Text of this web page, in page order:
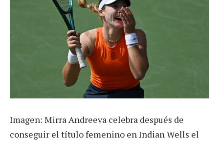
Imagen: Mirra Andreeva celebra después de
conseguir el título femenino en Indian Wells el